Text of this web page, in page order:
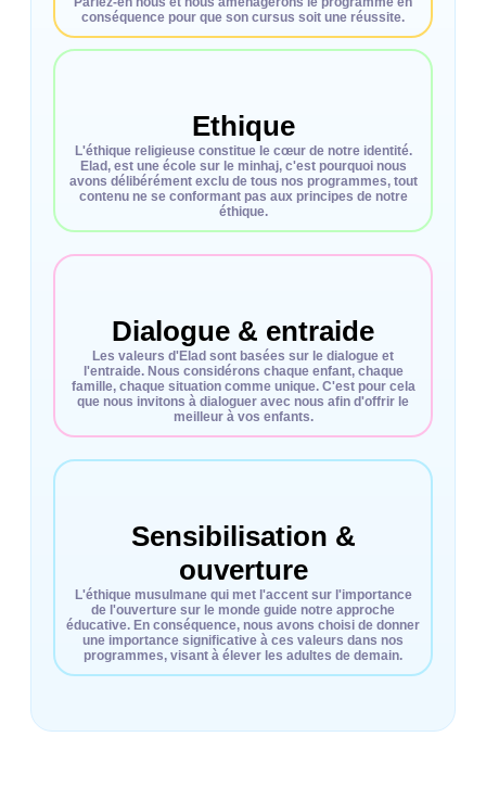
conséquence pour que son cursus soit une réussite.
Ethique
L'éthique religieuse constitue le cœur de notre identité.
Elad, est une école sur le minhaj, c'est pourquoi nous
avons délibérément exclu de tous nos programmes, tout
contenu ne se conformant pas aux principes de notre
éthique.
Dialogue & entraide
Les valeurs d'Elad sont basées sur le dialogue et
l'entraide. Nous considérons chaque enfant, chaque
famille, chaque situation comme unique. C'est pour cela
que nous invitons à dialoguer avec nous afin d'offrir le
meilleur à vos enfants.
Sensibilisation &
ouverture
L'éthique musulmane qui met l'accent sur l'importance
de l'ouverture sur le monde guide notre approche
éducative. En conséquence, nous avons choisi de donner
une importance significative à ces valeurs dans nos
programmes, visant à élever les adultes de demain.